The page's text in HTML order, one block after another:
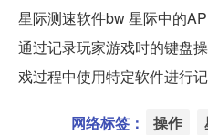
星际测速软件bw 星际中的
通过记录玩家游戏时的键盘
戏过程中使用特定软件进行记
网络标签： 操作